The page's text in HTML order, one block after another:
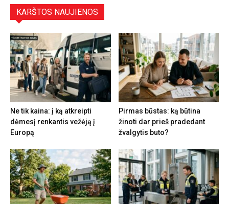
KARŠTOS NAUJIENOS
Ne tik kaina: į ką atkreipti
dėmesį renkantis vežėją į
Europą
Pirmas būstas: ką būtina
žinoti dar prieš pradedant
žvalgytis buto?